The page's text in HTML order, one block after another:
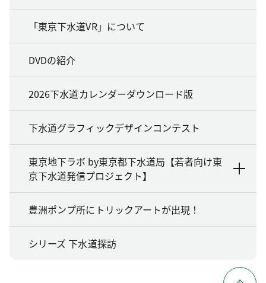
「東京下水道VR」について
DVDの紹介
2026下水道カレンダーダウンロード版
下水道グラフィックデザインコンテスト
東京地下ラボ by東京都下水道局【若者向け東
京下水道発信プロジェクト】
豊洲ポンプ所にトリックアートが出現！
シリーズ 下水道探訪